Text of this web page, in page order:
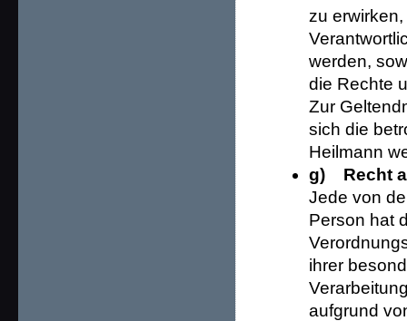
zu
werden,
die Rechte
Zur
sich die
Heilmann
g) Recht
Jede von
Person hat
ihrer
aufgrund